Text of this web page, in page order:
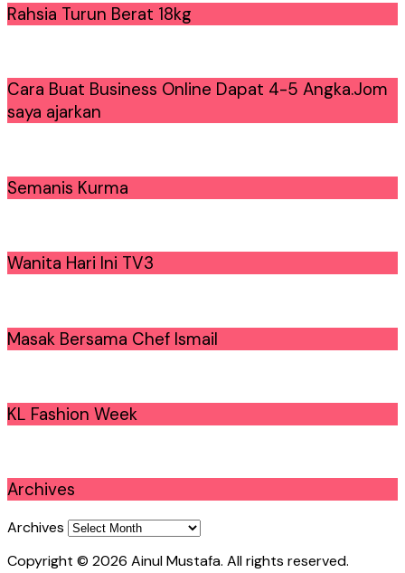
Rahsia Turun Berat 18kg
Cara Buat Business Online Dapat 4-5 Angka.Jom
saya ajarkan
Semanis Kurma
Wanita Hari Ini TV3
Masak Bersama Chef Ismail
KL Fashion Week
Archives
Archives
Copyright © 2026 Ainul Mustafa. All rights reserved.